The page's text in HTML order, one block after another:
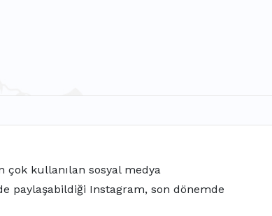
çok kullanılan sosyal medya
paylaşabildiği Instagram, son dönemde